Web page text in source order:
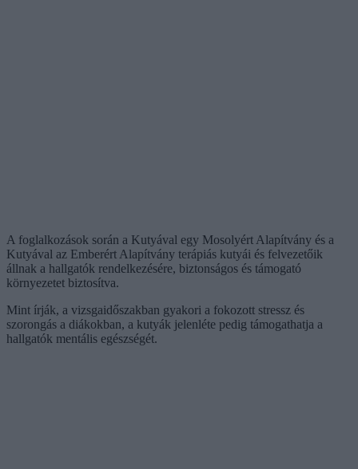
A foglalkozások során a Kutyával egy Mosolyért Alapítvány és a
Kutyával az Emberért Alapítvány terápiás kutyái és felvezetőik
állnak a hallgatók rendelkezésére, biztonságos és támogató
környezetet biztosítva.
Mint írják, a vizsgaidőszakban gyakori a fokozott stressz és
szorongás a diákokban, a kutyák jelenléte pedig támogathatja a
hallgatók mentális egészségét.